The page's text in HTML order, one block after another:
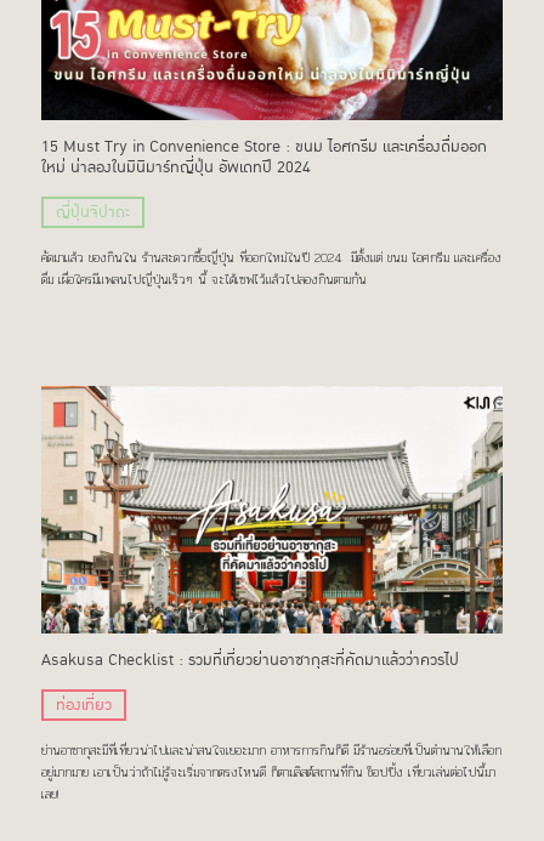
15 Must Try in Convenience Store : ขนม ไอศกรีม และเครื่องดื่มออก
ใหม่ น่าลองในมินิมาร์ทญี่ปุ่น อัพเดทปี 2024
ญี่ปุ่นจิปาถะ
คัดมาแล้ว ของกินใน ร้านสะดวกซื้อญี่ปุ่น ที่ออกใหม่ในปี 2024 มีตั้งแต่ ขนม ไอศกรีม และเครื่อง
ดื่ม เผื่อใครมีแพลนไปญี่ปุ่นเร็วๆ นี้ จะได้เซฟไว้แล้วไปลองกินตามกัน
Asakusa Checklist : รวมที่เที่ยวย่านอาซากุสะที่คัดมาแล้วว่าควรไป
ท่องเที่ยว
ย่านอาซากุสะมีที่เที่ยวน่าไปและน่าสนใจเยอะมาก อาหารการกินก็ดี มีร้านอร่อยที่เป็นตำนานให้เลือก
อยู่มากมาย เอาเป็นว่าถ้าไม่รู้จะเริ่มจากตรงไหนดี ก็ตามลิสต์สถานที่กิน ช็อปปิ้ง เที่ยวเล่นต่อไปนี้มา
เลย!